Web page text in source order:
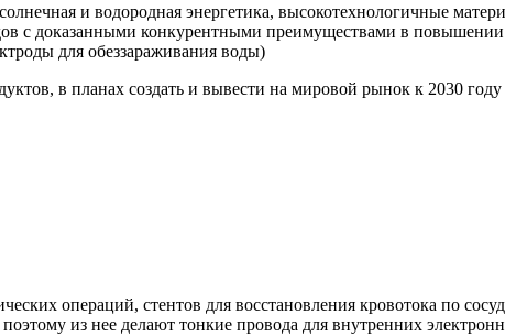
и водородная энергетика, высокотехнологичные
с доказанными конкурентными преимуществами в
для обеззараживания воды)
в планах создать и вывести на мировой рынок к 2030
операций, стентов для восстановления кровотока по
из нее делают тонкие провода для внутренних